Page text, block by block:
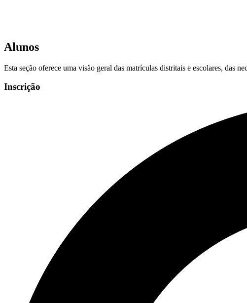
Alunos
Esta seção oferece uma visão geral das matrículas distritais e escolares, das
Inscrição